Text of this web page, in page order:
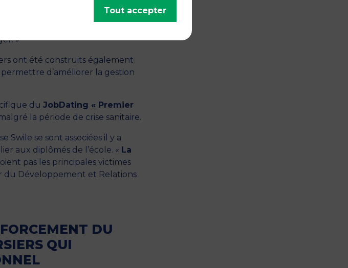
autres : «
Négocier son
du temps dans sa
»
ont été construits également
d’améliorer la gestion
du JobDating « Premier
la période de crise sanitaire.
Swile se sont associées il y a
aux diplômés de l’école. « La
pas les principales victimes
du Développement et Relations
DU
QUI
Tout accepter